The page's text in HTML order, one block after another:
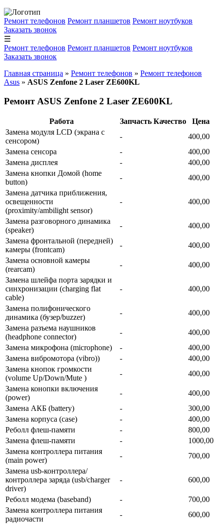
Ремонт телефонов Ремонт планшетов Ремонт ноутбуков
Заказать звонок
☰
Ремонт телефонов Ремонт планшетов Ремонт ноутбуков
Заказать звонок
Главная страница » Ремонт телефонов » Ремонт телефонов
Asus » ASUS Zenfone 2 Laser ZE600KL
Ремонт ASUS Zenfone 2 Laser ZE600KL
Работа Запчасть Качество
Цена
Замена модуля LCD (экрана с
сенсором)
-
400,00
Замена сенсора
-
400,00
Замена дисплея
-
400,00
Замена кнопки Домой (home
button)
-
400,00
Замена датчика приближения,
освещенности
(proximity/ambilight sensor)
- 400,00
Замена разговорного динамика
(speaker)
-
400,00
Замена фронтальной (передней)
камеры (frontcam)
-
400,00
Замена основной камеры
(rearcam)
-
400,00
Замена шлейфа порта зарядки и
синхронизации (charging flat
cable)
- 400,00
Замена полифонического
динамика (бузер/buzzer)
-
400,00
Замена разъема наушников
(headphone connector)
-
400,00
Замена микрофона (microphone)
-
400,00
Замена вибромотора (vibro))
-
400,00
Замена кнопок громкости
(volume Up/Down/Mute )
-
400,00
Замена конопки включения
(power)
-
400,00
Замена АКБ (battery)
-
300,00
Замена корпуса (сase)
-
400,00
Реболл флеш-памяти
-
800,00
Замена флеш-памяти
-
1000,00
Замена контроллера питания
(main power)
-
700,00
Замена usb-контроллерa/
контроллера заряда (usb/charger
driver)
- 600,00
Реболл модема (baseband) -
700,00
Замена контроллера питания
радиочасти
-
600,00